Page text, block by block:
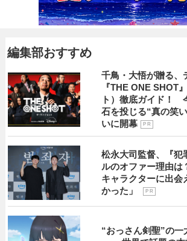
編集部おすすめ
千鳥・大悟が贈る、
『THE ONE SHOT
ト）徹底ガイド！
石を投じる“真の笑
いに開幕
P R
松永大司監督、『犯
ルのオファー理由
キャラクターに出会
かった」
P R
“おっさん剣聖”の一